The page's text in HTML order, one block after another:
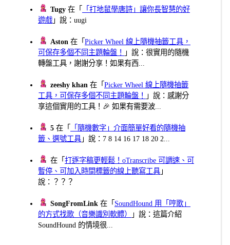
Tugy 在「
「打地鼠學唐詩」讓你長智慧的好
遊戲 」說：uugi
Aston 在「Picker Wheel 線上隨機抽籤工具，
可保存多個不同主題輪盤！
」說：很實用的隨機
轉盤工具，謝謝分享！如果有西...
zeeshy khan 在「Picker Wheel 線上隨機抽籤
工具，可保存多個不同主題輪盤！
」說：感謝分
享這個實用的工具！🎉 如果有需要波...
5 在「
「隨機數字」介面簡單好看的隨機抽
籤、選號工具 」說：7 8 14 16 17 18 20 2...
在「打逐字稿更輕鬆！oTranscribe 可調速、可
暫停、可加入時間標籤的線上聽寫工具 」
說：？？？
SongFromLink 在「 SoundHound 用「哼歌」
的方式找歌（音樂識別軟體）
」說：這篇介紹
SoundHound 的情境很...